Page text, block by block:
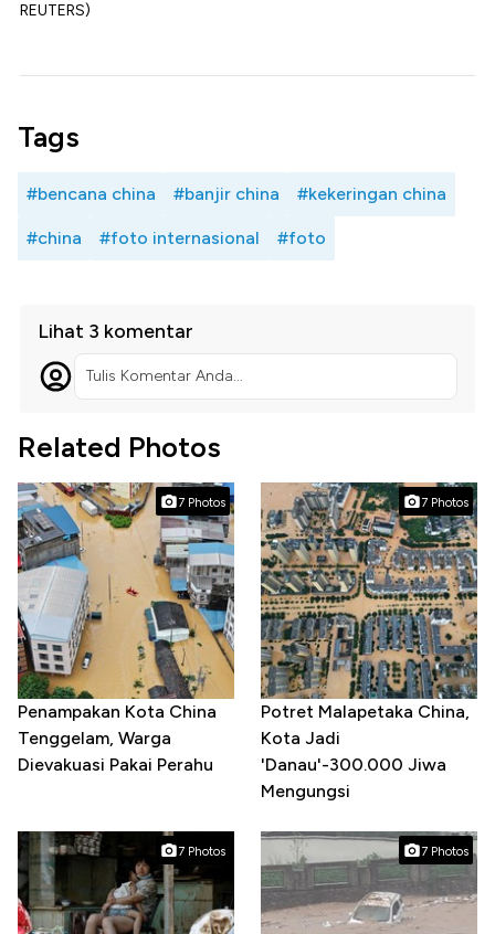
REUTERS)
Tags
#bencana china #banjir china #kekeringan china
#china #foto internasional #foto
Lihat 3 komentar
Tulis Komentar Anda...
Related Photos
7 Photos
Penampakan Kota China
Tenggelam, Warga
Dievakuasi Pakai Perahu
7 Photos
Potret Malapetaka China,
Kota Jadi
'Danau'-300.000 Jiwa
Mengungsi
7 Photos 7 Photos